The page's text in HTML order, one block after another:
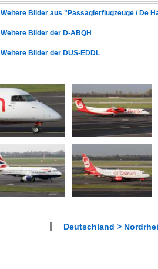
Weitere Bilder aus "Passagierflugzeuge / De
Weitere Bilder der D-ABQH
Weitere Bilder der DUS-EDDL
Deutschland >